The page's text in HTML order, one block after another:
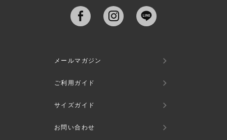
メールマガジン
ご利用ガイド
サイズガイド
お問い合わせ